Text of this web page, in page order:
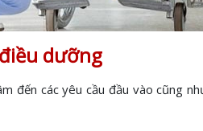
dưỡng
đến các yêu cầu đầu vào cũng